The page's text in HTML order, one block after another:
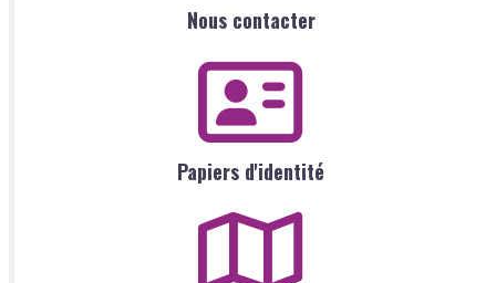
Nous contacter
Papiers d'identité